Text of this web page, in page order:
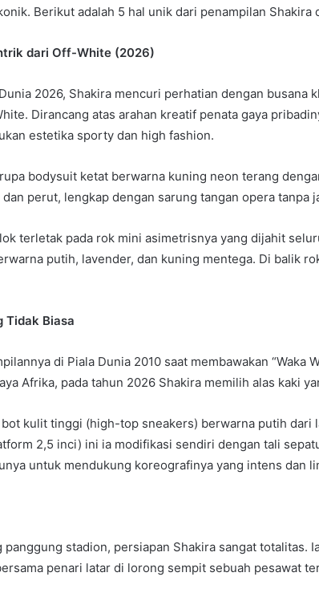
Berikut adalah 5 hal unik dari penampilan Shakira
dari Off-White (2026)
2026, Shakira mencuri perhatian dengan busana
Dirancang atas arahan kreatif penata gaya
estetika sporty dan high fashion.
bodysuit ketat berwarna kuning neon terang
perut, lengkap dengan sarung tangan opera tanpa
terletak pada rok mini asimetrisnya yang dijahit
putih, lavender, dan kuning mentega. Di balik
Tidak Biasa
di Piala Dunia 2010 saat membawakan “Waka
Afrika, pada tahun 2026 Shakira memilih alas kaki
kulit tinggi (high-top sneakers) berwarna putih dari
2,5 inci) ini ia modifikasi sendiri dengan tali
untuk mendukung koreografinya yang intens dan
stadion, persiapan Shakira sangat totalitas.
penari latar di lorong sempit sebuah pesawat